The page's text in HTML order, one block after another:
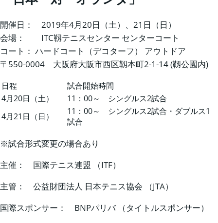
開催日： 2019年4月20日（土）、21日（日）
会場： ITC靱テニスセンター センターコート
コート： ハードコート（デコターフ） アウトドア
〒550-0004 大阪府大阪市西区靱本町2-1-14 (靱公園内)
日程
試合開始時間
4月20日（土）
11：00～ シングルス2試合
4月21日（日）
11：00～ シングルス2試合・ダブルス1
試合
※試合形式変更の場合あり
主催： 国際テニス連盟 （ITF）
主管： 公益財団法人 日本テニス協会 （JTA）
国際スポンサー： BNPパリバ （タイトルスポンサー）